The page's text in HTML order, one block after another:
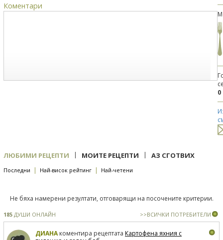
Коментари
0
ЛЮБИМИ РЕЦЕПТИ | МОИТЕ РЕЦЕПТИ | АЗ СГОТВИХ
Последни | Най-висок рейтинг | Най-четени
Не бяха намерени резултати, отговарящи на посочените критерии.
185 ДУШИ ОНЛАЙН >>ВСИЧКИ ПОТРЕБИТЕЛИ
ДИАНАкоментира рецептата Картофена яхния с